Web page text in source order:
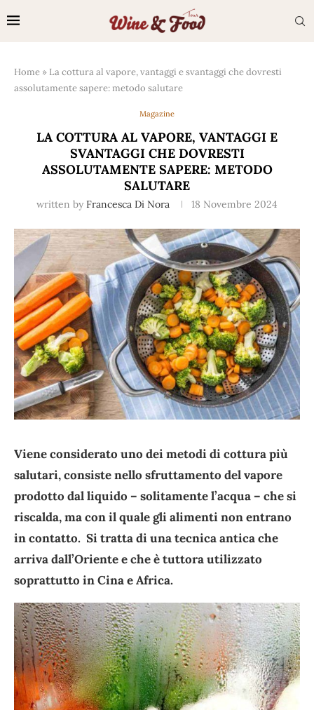
Home » La cottura al vapore, vantaggi e svantaggi che dovresti
assolutamente sapere: metodo salutare
Magazine
LA COTTURA AL VAPORE, VANTAGGI E
SVANTAGGI CHE DOVRESTI
ASSOLUTAMENTE SAPERE: METODO
SALUTARE
written by Francesca Di Nora 18 Novembre 2024
Viene considerato uno dei metodi di cottura più
salutari, consiste nello sfruttamento del vapore
prodotto dal liquido – solitamente l’acqua – che si
riscalda, ma con il quale gli alimenti non entrano
in contatto. Si tratta di una tecnica antica che
arriva dall’Oriente e che è tuttora utilizzato
soprattutto in Cina e Africa.